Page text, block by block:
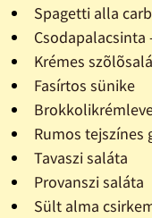
Spagetti alla
Krémes
Fasírtos sünike
Rumos tejszínes
Tavaszi saláta
Provanszi saláta
Sült alma